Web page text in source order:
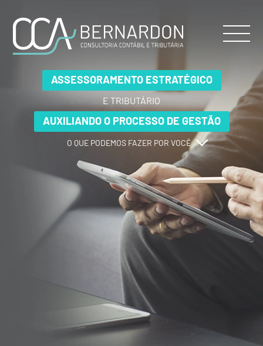
ASSESSORAMENTO ESTRATÉGICO
E TRIBUTÁRIO
AUXILIANDO O PROCESSO DE GESTÃO
O QUE PODEMOS FAZER POR VOCÊ
ASSESSORAMENTO ESTRATÉGICO
E TRIBUTÁRIO
AUXILIANDO O PROCESSO DE GESTÃO
O QUE PODEMOS FAZER POR VOCÊ
ASSESSORAMENTO ESTRATÉGICO
E TRIBUTÁRIO
AUXILIANDO O PROCESSO DE GESTÃO
O QUE PODEMOS FAZER POR VOCÊ